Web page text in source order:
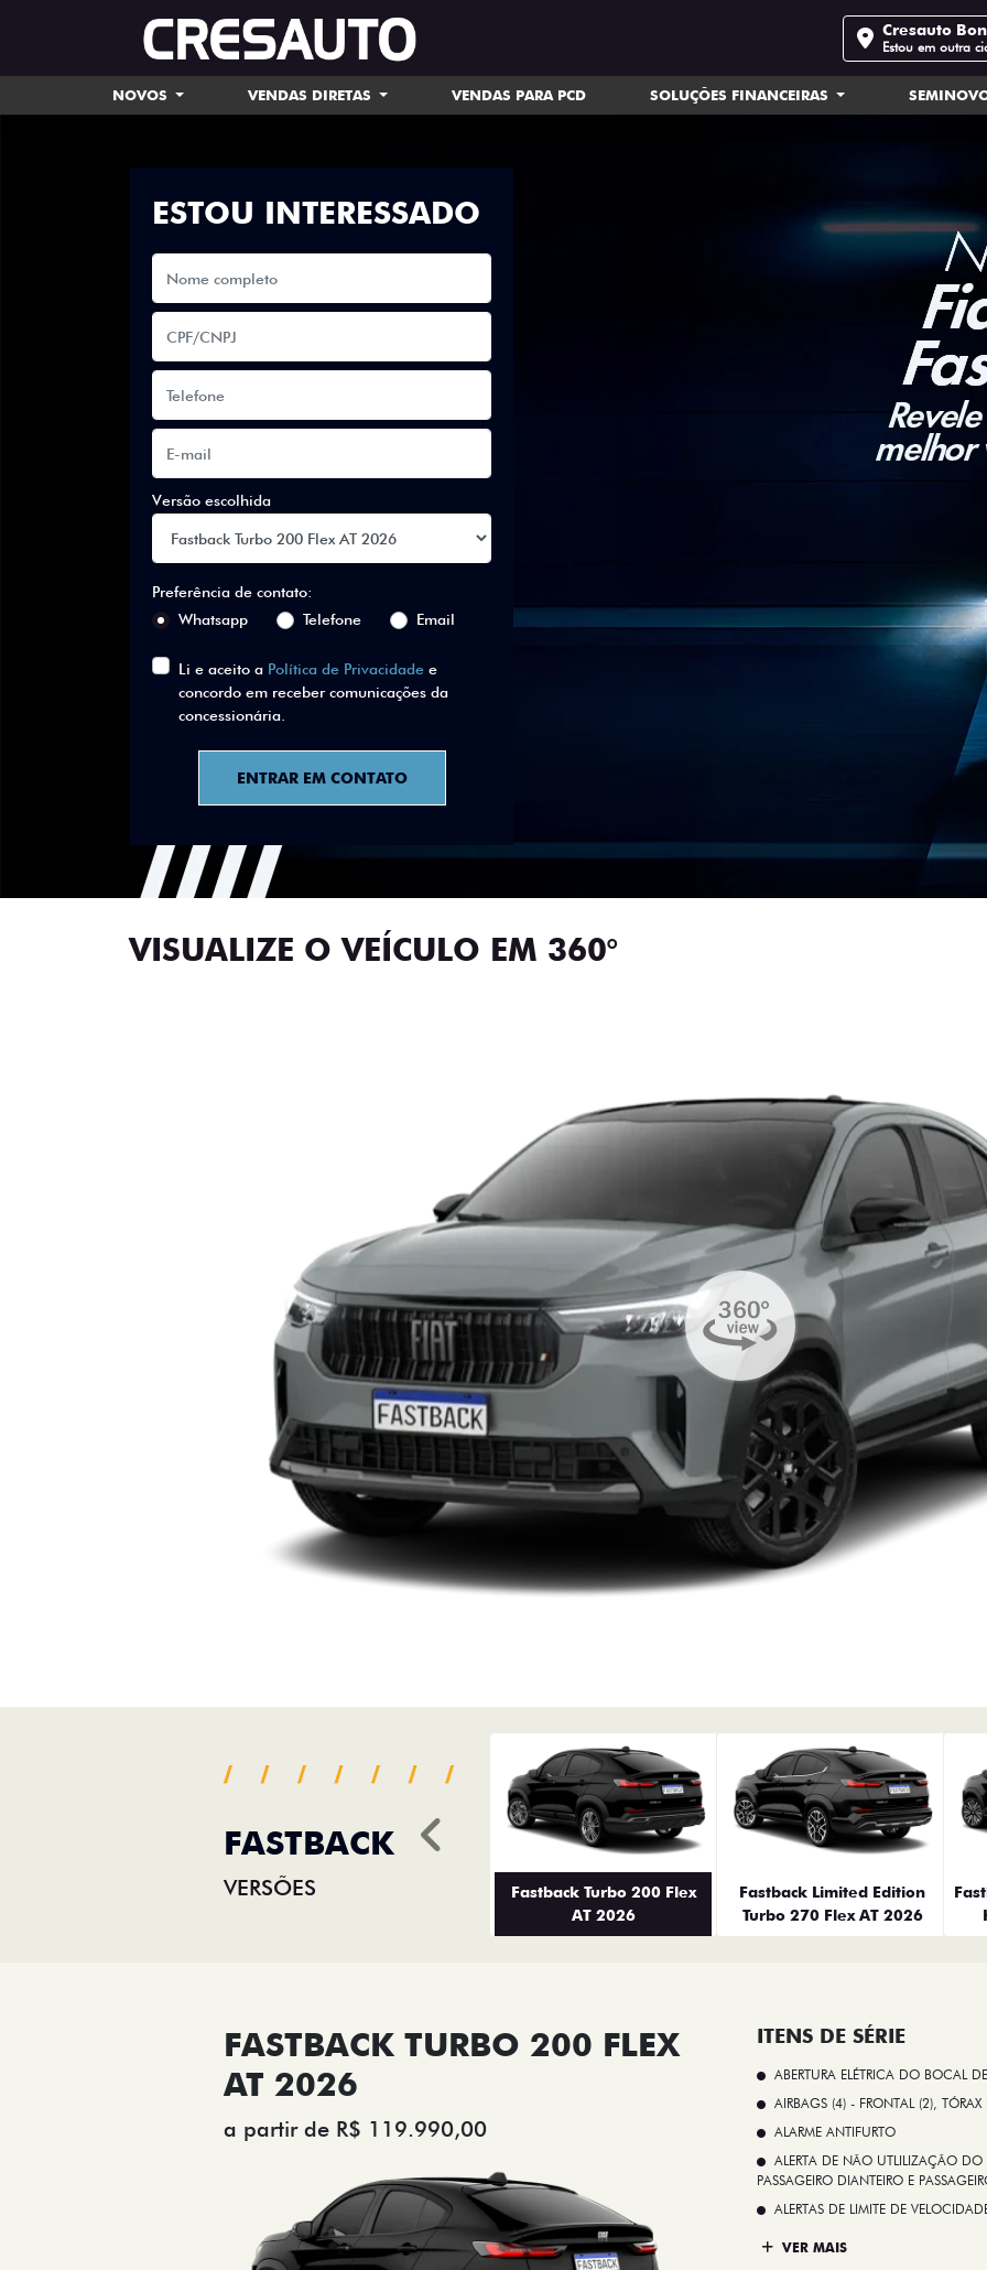
Cresauto
Estou em outra
NOVOS VENDAS DIRETAS VENDAS PARA PCD SOLUÇÕES FINANCEIRAS
ESTOU INTERESSADO
Versão escolhida
Preferência de contato:
Whatsapp
Telefone Email
Li e aceito a Política de Privacidade e
concordo em receber comunicações da
concessionária.
ENTRAR EM CONTATO
VISUALIZE O VEÍCULO EM 360°
FASTBACK
VERSÕES
Fastback Turbo 200 Flex
AT 2026
Fastback Limited Edition
Turbo 270 Flex AT 2026
Anterior
FASTBACK TURBO 200 FLEX
AT 2026
a partir de R$ 119.990,00
ITENS DE SÉRIE
ABERTURA ELÉTRICA DO BOCAL
AIRBAGS (4) - FRONTAL (2),
ALARME ANTIFURTO
ALERTA DE NÃO UTLILIZAÇÃO
PASSAGEIRO DIANTEIRO E
ALERTAS DE LIMITE DE
VER MAIS